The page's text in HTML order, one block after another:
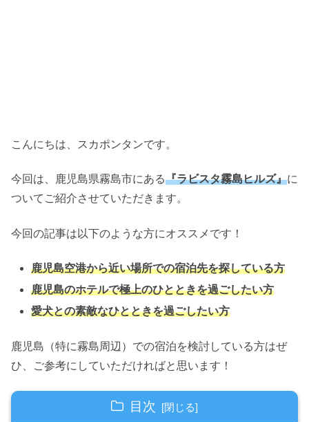
こんにちは、スカポンタンです。
今回は、鹿児島県霧島市にある『ラビスタ霧島ヒルズ』に
ついてご紹介させていただきます。
今回の記事は以下のような方にオススメです！
鹿児島空港から近い場所での宿泊先を探している方
鹿児島のホテルで極上のひとときを過ごしたい方
愛犬との素敵なひとときを過ごしたい方
鹿児島（特に霧島周辺）での宿泊を検討している方はぜ
ひ、ご参考にしていただければと思います！
目次